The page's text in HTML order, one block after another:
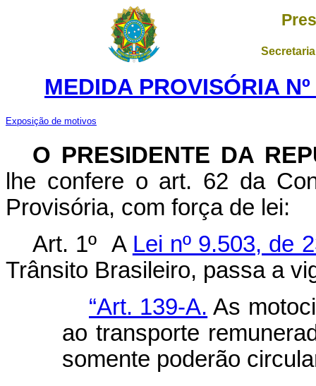
MEDIDA PROVISÓRIA
Exposição de motivos
O PRESIDENTE DA
lhe confere o art. 62 da
Provisória, com força de lei:
Art. 1º A Lei nº 9.503, de
Trânsito Brasileiro, passa a
“Art. 139-A. As
ao transporte
somente poderão